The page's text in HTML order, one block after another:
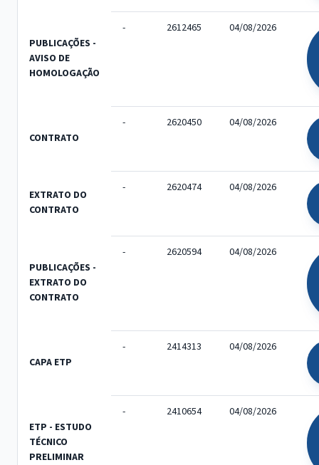
PUBLICAÇÕES -
AVISO DE
HOMOLOGAÇÃO
- 2612465 04/08/2026
CONTRATO
- 2620450 04/08/2026
EXTRATO DO
CONTRATO
- 2620474 04/08/2026
PUBLICAÇÕES -
EXTRATO DO
CONTRATO
- 2620594 04/08/2026
CAPA ETP
- 2414313 04/08/2026
ETP - ESTUDO
TÉCNICO
PRELIMINAR
- 2410654 04/08/2026